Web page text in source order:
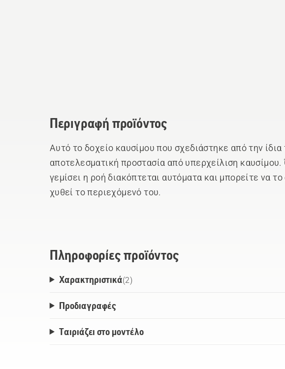
Περιγραφή προϊόντος
Αυτό το δοχείο καυσίμου που σχεδιάστηκε από την ίδια
αποτελεσματική προστασία από υπερχείλιση καυσίμου.
γεμίσει η ροή διακόπτεται αυτόματα και μπορείτε να
χυθεί το περιεχόμενό του.
Πληροφορίες προϊόντος
Χαρακτηριστικά(2)
Προδιαγραφές
Ταιριάζει στο μοντέλο